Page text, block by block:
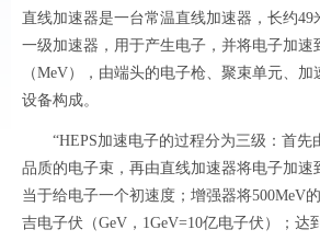
直线加速器是一台常温直线加速器，长约
一级加速器，用于产生电子，并将电子加速
（MeV），由端头的电子枪、聚束单元、
设备构成。
“HEPS加速电子的过程分为三级：首先
品质的电子束，再由直线加速器将电子加速
当于给电子一个初速度；增强器将500MeV
吉电子伏（GeV，1GeV=10亿电子伏）；达